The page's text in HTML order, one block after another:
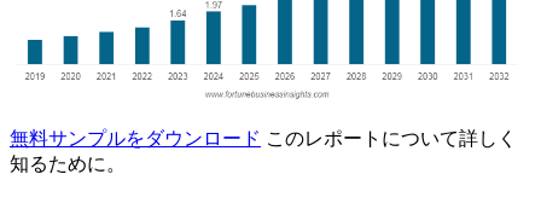
無料サンプルをダウンロード このレポートについて詳しく
知るために。